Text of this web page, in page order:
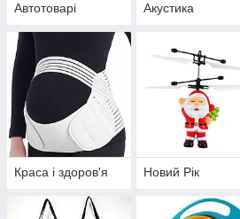
Автотоварі Акустика
Краса і здоров'я Новий Рік